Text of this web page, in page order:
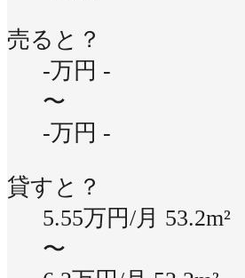
売ると？
-万円 -
〜
-万円 -
貸すと？
5.55万円/月 53.2m²
〜